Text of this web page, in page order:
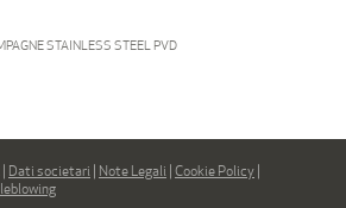
STAINLESS STEEL PVD
Dati societari Note Legali Cookie Policy